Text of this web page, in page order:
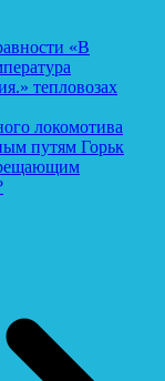
«В
тепловозах
локомотива
путям Горьк